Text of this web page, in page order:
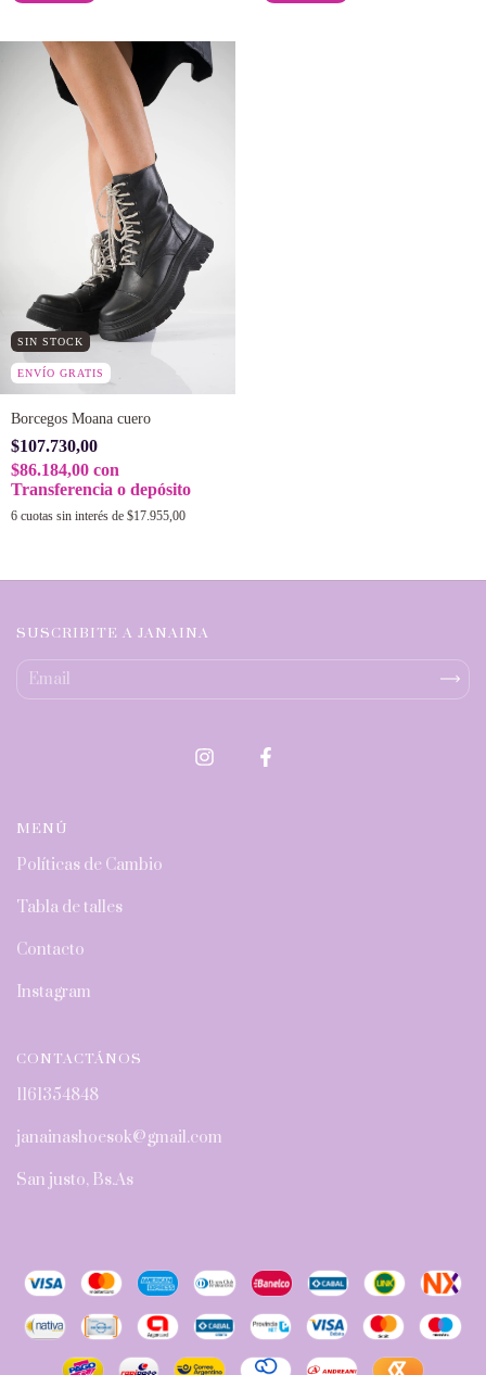
SIN STOCK
ENVÍO GRATIS
Borcegos Moana cuero
$107.730,00
$86.184,00 con
Transferencia o depósito
6 cuotas sin interés de $17.955,00
SUSCRIBITE A JANAINA
MENÚ
Políticas de Cambio
Tabla de talles
Contacto
Instagram
CONTACTÁNOS
1161354848
janainashoesok@gmail.com
San justo, Bs.As